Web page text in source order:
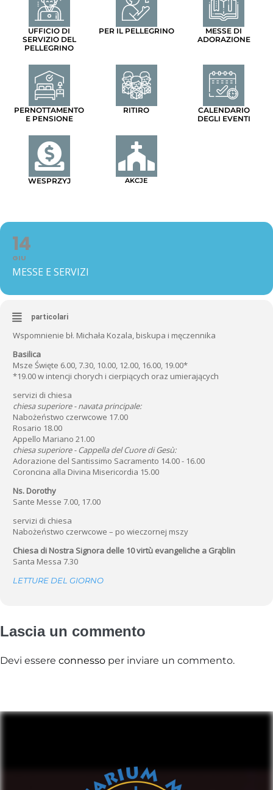
UFFICIO DI
SERVIZIO DEL
PELLEGRINO
PER IL PELLEGRINO
MESSE DI
ADORAZIONE
PERNOTTAMENTO
E PENSIONE
RITIRO
CALENDARIO
DEGLI EVENTI
WESPRZYJ AKCJE
14
GIU
MESSE E SERVIZI
particolari
Wspomnienie bł. Michała Kozala, biskupa i męczennika
Basilica
Msze Święte 6.00, 7.30, 10.00, 12.00, 16.00, 19.00*
*19.00 w intencji chorych i cierpiących oraz umierających
servizi di chiesa
chiesa superiore - navata principale:
Nabożeństwo czerwcowe 17.00
Rosario 18.00
Appello Mariano 21.00
chiesa superiore - Cappella del Cuore di Gesù:
Adorazione del Santissimo Sacramento 14.00 - 16.00
Coroncina alla Divina Misericordia 15.00
Ns. Dorothy
Sante Messe 7.00, 17.00
servizi di chiesa
Nabożeństwo czerwcowe – po wieczornej mszy
Chiesa di Nostra Signora delle 10 virtù evangeliche a Grąblin
Santa Messa 7.30
LETTURE DEL GIORNO
Lascia un commento
Devi essere connesso per inviare un commento.